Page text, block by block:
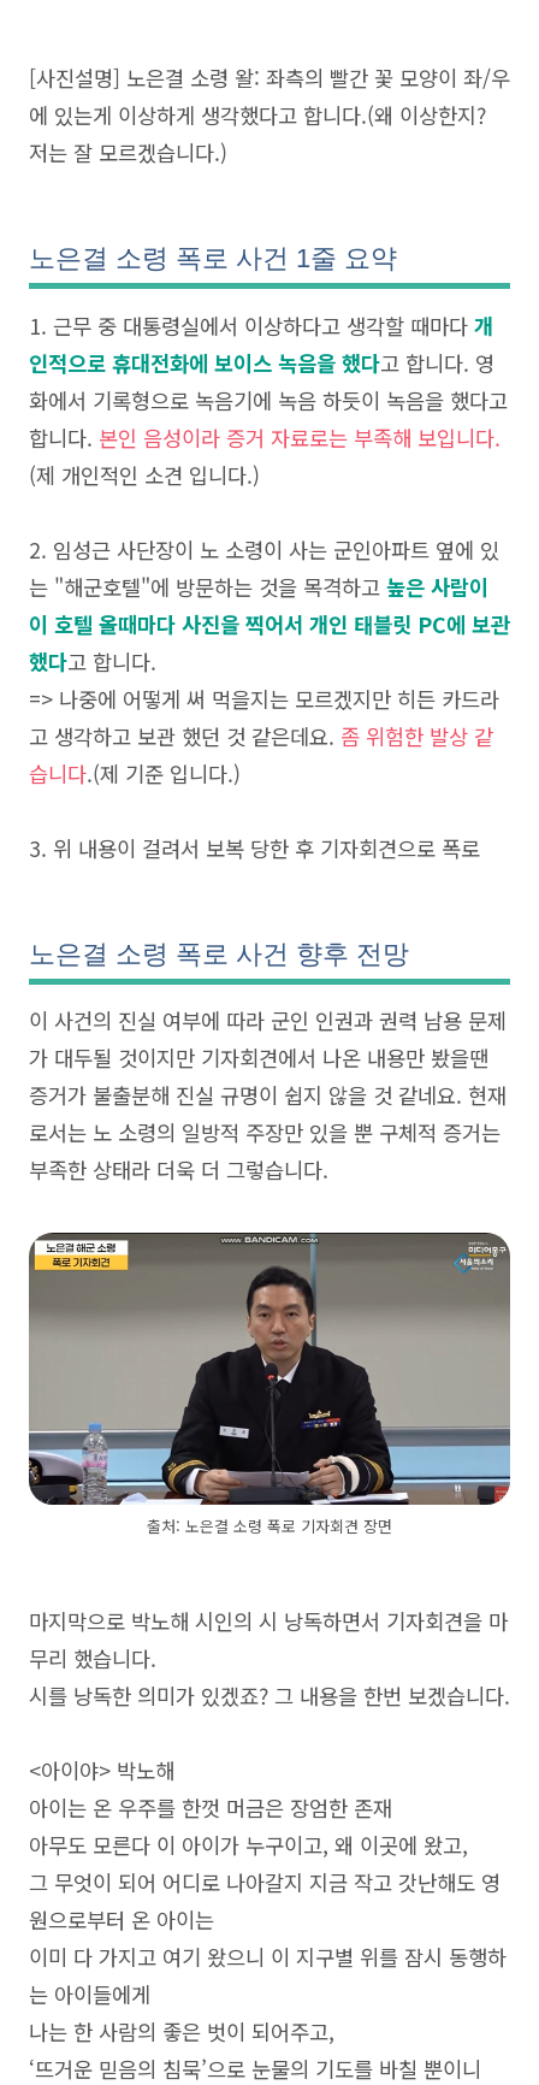
[사진설명] 노은결 소령 왈: 좌측의 빨간 꽃 모양이 좌/우
에 있는게 이상하게 생각했다고 합니다.(왜 이상한지?
저는 잘 모르겠습니다.)
노은결 소령 폭로 사건 1줄 요약
1. 근무 중 대통령실에서 이상하다고 생각할 때마다 개
인적으로 휴대전화에 보이스 녹음을 했다고 합니다. 영
화에서 기록형으로 녹음기에 녹음 하듯이 녹음을 했다고
합니다. 본인 음성이라 증거 자료로는 부족해 보입니다.
(제 개인적인 소견 입니다.)
2. 임성근 사단장이 노 소령이 사는 군인아파트 옆에 있
는 "해군호텔"에 방문하는 것을 목격하고 높은 사람이
이 호텔 올때마다 사진을 찍어서 개인 태블릿 PC에 보관
했다고 합니다.
=> 나중에 어떻게 써 먹을지는 모르겠지만 히든 카드라
고 생각하고 보관 했던 것 같은데요. 좀 위험한 발상 같
습니다.(제 기준 입니다.)
3. 위 내용이 걸려서 보복 당한 후 기자회견으로 폭로
노은결 소령 폭로 사건 향후 전망
이 사건의 진실 여부에 따라 군인 인권과 권력 남용 문제
가 대두될 것이지만 기자회견에서 나온 내용만 봤을땐
증거가 불출분해 진실 규명이 쉽지 않을 것 같네요. 현재
로서는 노 소령의 일방적 주장만 있을 뿐 구체적 증거는
부족한 상태라 더욱 더 그렇습니다.
출처: 노은결 소령 폭로 기자회견 장면
마지막으로 박노해 시인의 시 낭독하면서 기자회견을 마
무리 했습니다.
시를 낭독한 의미가 있겠죠? 그 내용을 한번 보겠습니다.
<아이야> 박노해
아이는 온 우주를 한껏 머금은 장엄한 존재
아무도 모른다 이 아이가 누구이고, 왜 이곳에 왔고,
그 무엇이 되어 어디로 나아갈지 지금 작고 갓난해도 영
원으로부터 온 아이는
이미 다 가지고 여기 왔으니 이 지구별 위를 잠시 동행하
는 아이들에게
나는 한 사람의 좋은 벗이 되어주고,
‘뜨거운 믿음의 침묵’으로 눈물의 기도를 바칠 뿐이니